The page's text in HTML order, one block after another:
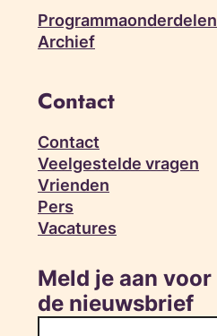
Programmaonderdelen
Archief
Contact
Contact
Veelgestelde vragen
Vrienden
Pers
Vacatures
Meld je aan voor
de nieuwsbrief